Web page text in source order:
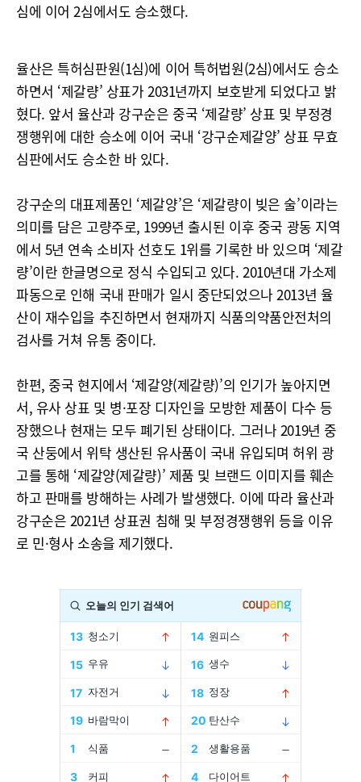
심에 이어 2심에서도 승소했다.
율산은 특허심판원(1심)에 이어 특허법원(2심)에서도 승소
하면서 ‘제갈량’ 상표가 2031년까지 보호받게 되었다고 밝
혔다. 앞서 율산과 강구순은 중국 ‘제갈량’ 상표 및 부정경
쟁행위에 대한 승소에 이어 국내 ‘강구순제갈양’ 상표 무효
심판에서도 승소한 바 있다.
강구순의 대표제품인 ‘제갈양’은 ‘제갈량이 빚은 술’이라는
의미를 담은 고량주로, 1999년 출시된 이후 중국 광동 지역
에서 5년 연속 소비자 선호도 1위를 기록한 바 있으며 ‘제갈
량’이란 한글명으로 정식 수입되고 있다. 2010년대 가소제
파동으로 인해 국내 판매가 일시 중단되었으나 2013년 율
산이 재수입을 추진하면서 현재까지 식품의약품안전처의
검사를 거쳐 유통 중이다.
한편, 중국 현지에서 ‘제갈양(제갈량)’의 인기가 높아지면
서, 유사 상표 및 병·포장 디자인을 모방한 제품이 다수 등
장했으나 현재는 모두 폐기된 상태이다. 그러나 2019년 중
국 산둥에서 위탁 생산된 유사품이 국내 유입되며 허위 광
고를 통해 ‘제갈양(제갈량)’ 제품 및 브랜드 이미지를 훼손
하고 판매를 방해하는 사례가 발생했다. 이에 따라 율산과
강구순은 2021년 상표권 침해 및 부정경쟁행위 등을 이유
로 민·형사 소송을 제기했다.